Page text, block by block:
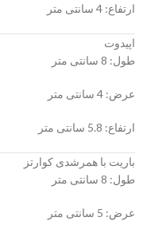
ارتفاع: 4 سانتی متر
اپیدوت
طول: 8 سانتی متر
عرض: 4 سانتی متر
ارتفاع: 5.8 سانتی متر
باریت با همرشدی کوارتز
طول: 8 سانتی متر
عرض: 5 سانتی متر